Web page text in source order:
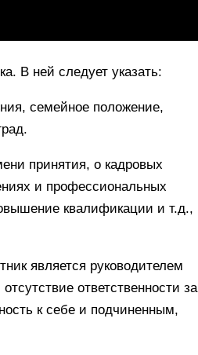
В ней следует указать:
семейное положение,
принятия, о кадровых
и профессиональных
квалификации и т.д.,
является руководителем
ответственности за
к себе и подчиненным,